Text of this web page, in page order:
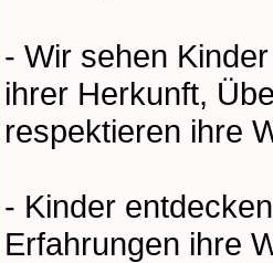
- Wir sehen
ihrer Herkunft,
respektieren ihre
- Kinder
Erfahrungen ihre